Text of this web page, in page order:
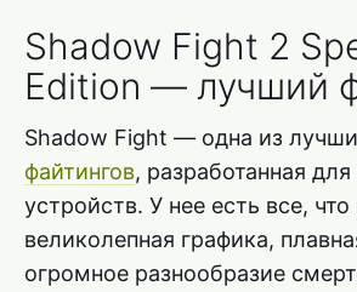
Shadow Fight 2
Edition — лучший
Shadow Fight — одна из
файтингов, разработанная
устройств. У нее есть все,
великолепная графика,
огромное разнообразие